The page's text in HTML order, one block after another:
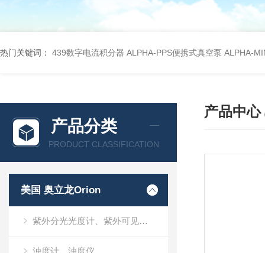
热门关键词： 439数字电流积分器 ALPHA-PPS便携式真空泵 ALPHA-
产品分类
PRODUCT CLASSIFICATION
美国 奥立龙Orion
紫外分光光度计、紫外可见分光光度计、UV
浊度计、浊度仪
产品中心